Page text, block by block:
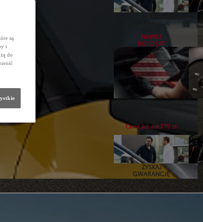
GWARANCJĘ
NAWET
DO 10 LAT
Cena już od 270 zł
ZYSKAJ
GWARANCJĘ
RELAX
DO 10 LAT
są
i
do